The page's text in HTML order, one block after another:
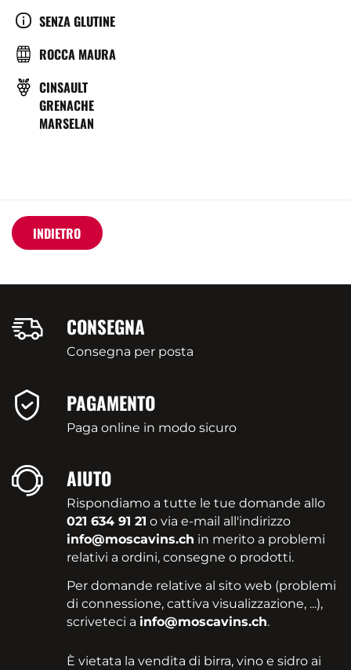
SERVICE
(°C)
CULTURE
SENZA GLUTINE
BRASSERIE
ROCCA MAURA
VITIGNO
CINSAULT
GRENACHE
MARSELAN
INDIETRO
CONSEGNA
Consegna per posta
PAGAMENTO
Paga online in modo sicuro
AIUTO
Rispondiamo a tutte le tue domande allo
021 634 91 21 o via e-mail all'indirizzo
info@moscavins.ch in merito a problemi
relativi a ordini, consegne o prodotti.
Per domande relative al sito web (problemi
di connessione, cattiva visualizzazione, ...),
scriveteci a info@moscavins.ch.
È vietata la vendita di birra, vino e sidro ai